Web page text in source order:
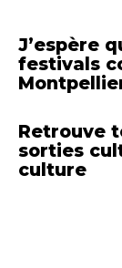
J’espère
festivals
Retrouve
sorties
culture